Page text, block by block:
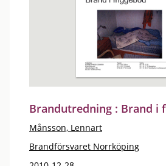
Brandutredning : Brand i
Månsson, Lennart
Brandförsvaret Norrköping